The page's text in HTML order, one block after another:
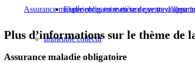
Expériences en matière de vente
Immeuble collectif
Assurance maladie obligatoire en tant que travailleur
Plus d’informations sur le thème de
Assurance maladie obligatoire